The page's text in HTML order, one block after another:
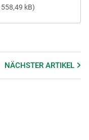
558,49 kB
NÄCHSTERARTIKEL